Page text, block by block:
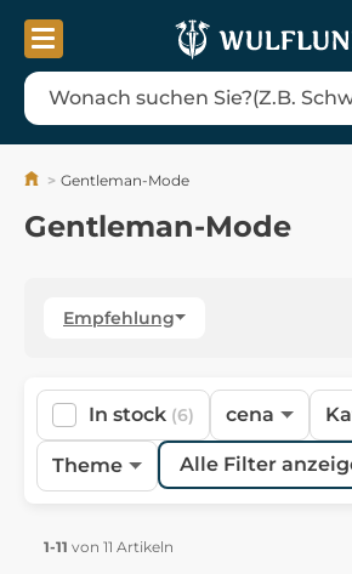
Gentleman-Mode
Gentleman-Mode
Empfehlung
In stock (6) cena
Theme Alle Filter
1-11 von 11 Artikeln